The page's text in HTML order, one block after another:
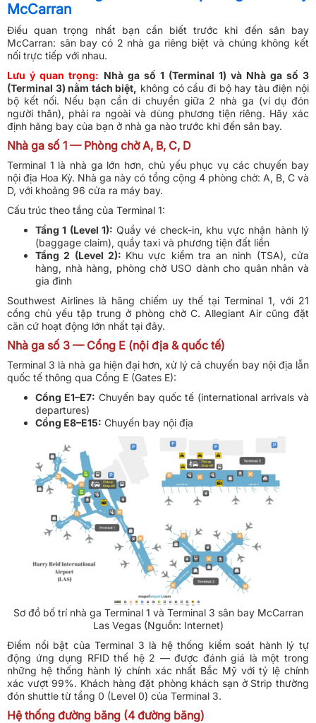
McCarran
Điều quan trọng nhất bạn cần biết trước khi đến sân bay
McCarran: sân bay có 2 nhà ga riêng biệt và chúng không kết
nối trực tiếp với nhau.
Lưu ý quan trọng: Nhà ga số 1 (Terminal 1) và Nhà ga số 3
(Terminal 3) nằm tách biệt, không có cầu đi bộ hay tàu điện nội
bộ kết nối. Nếu bạn cần di chuyển giữa 2 nhà ga (ví dụ đón
người thân), phải ra ngoài và dùng phương tiện riêng. Hãy xác
định hãng bay của bạn ở nhà ga nào trước khi đến sân bay.
Nhà ga số 1 — Phòng chờ A, B, C, D
Terminal 1 là nhà ga lớn hơn, chủ yếu phục vụ các chuyến bay
nội địa Hoa Kỳ. Nhà ga này có tổng cộng 4 phòng chờ: A, B, C và
D, với khoảng 96 cửa ra máy bay.
Cấu trúc theo tầng của Terminal 1:
Tầng 1 (Level 1): Quầy vé check-in, khu vực nhận hành lý
(baggage claim), quầy taxi và phương tiện đất liền
Tầng 2 (Level 2): Khu vực kiểm tra an ninh (TSA), cửa
hàng, nhà hàng, phòng chờ USO dành cho quân nhân và
gia đình
Southwest Airlines là hãng chiếm uy thế tại Terminal 1, với 21
cổng chủ yếu tập trung ở phòng chờ C. Allegiant Air cũng đặt
căn cứ hoạt động lớn nhất tại đây.
Nhà ga số 3 — Cổng E (nội địa & quốc tế)
Terminal 3 là nhà ga hiện đại hơn, xử lý cả chuyến bay nội địa lẫn
quốc tế thông qua Cổng E (Gates E):
Cổng E1–E7: Chuyến bay quốc tế (international arrivals và
departures)
Cổng E8–E15: Chuyến bay nội địa
Sơ đồ bố trí nhà ga Terminal 1 và Terminal 3 sân bay McCarran
Las Vegas (Nguồn: Internet)
Điểm nổi bật của Terminal 3 là hệ thống kiểm soát hành lý tự
động ứng dụng RFID thế hệ 2 — được đánh giá là một trong
những hệ thống hành lý chính xác nhất Bắc Mỹ với tỷ lệ chính
xác vượt 99%. Khách hàng đặt phòng khách sạn ở Strip thường
đón shuttle từ tầng 0 (Level 0) của Terminal 3.
Hệ thống đường băng (4 đường băng)